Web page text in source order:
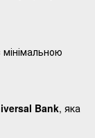
мінімальною
Bank, яка